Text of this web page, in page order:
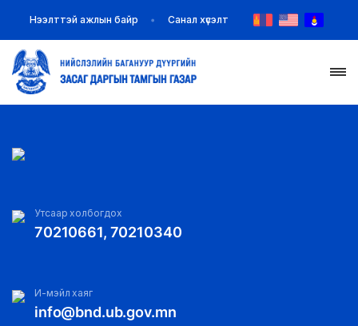
БАЙГУУЛЛАГУУД
ИЛ ТОД БАЙДАЛ
Нээлттэй ажлын байр Санал хүсэлт
Утсаар холбогдох
70210661, 70210340
И-мэйл хаяг
info@bnd.ub.gov.mn